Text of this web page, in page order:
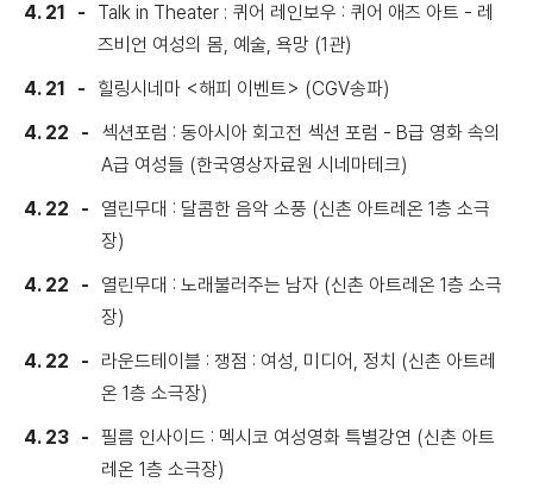
4. 21
Talk in Theater : 퀴어 레인보우 : 퀴어 애즈 아트 - 레
즈비언 여성의 몸, 예술, 욕망 (1관)
4. 21
힐링시네마 <해피 이벤트> (CGV송파)
4. 22
섹션포럼 : 동아시아 회고전 섹션 포럼 - B급 영화 속의
A급 여성들 (한국영상자료원 시네마테크)
4. 22
열린무대 : 달콤한 음악 소풍 (신촌 아트레온 1층 소극
장)
4. 22
열린무대 : 노래불러주는 남자 (신촌 아트레온 1층 소극
장)
4. 22
라운드테이블 : 쟁점 : 여성, 미디어, 정치 (신촌 아트레
온 1층 소극장)
4. 23
필름 인사이드 : 멕시코 여성영화 특별강연 (신촌 아트
레온 1층 소극장)